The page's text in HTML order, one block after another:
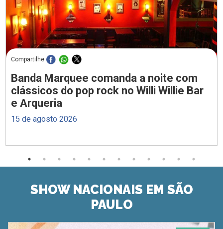
Compartilhe
Banda Marquee comanda a noite com
clássicos do pop rock no Willi Willie Bar
e Arqueria
15 de agosto 2026
SHOW NACIONAIS EM SÃO
PAULO